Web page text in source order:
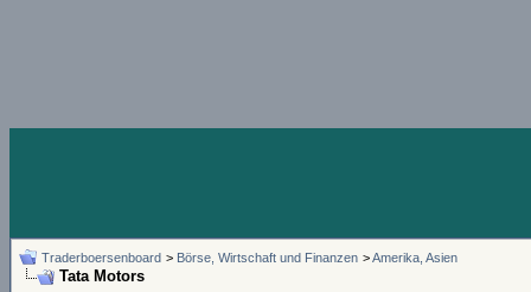
Traderboersenboard > Börse, Wirtschaft und Finanzen >Amerika, Asien
Tata Motors